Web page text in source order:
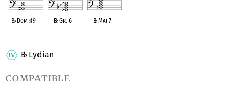
B♭Lydian
compatible
B♭Dom♯9 B♭Gr. 6 B♭Maj 7